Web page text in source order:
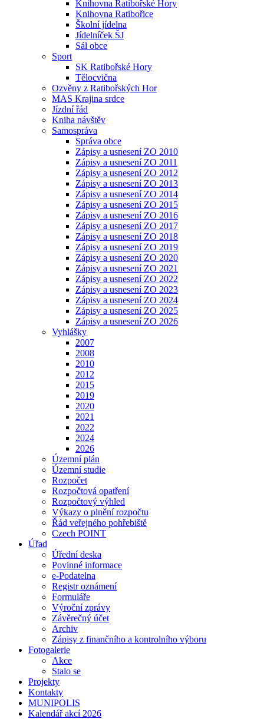
Knihovna Ratibořské Hory
Knihovna Ratibořice
Školní jídelna
Jídelníček ŠJ
Sál obce
Sport
SK Ratibořské Hory
Tělocvična
Ozvěny z Ratibořských Hor
MAS Krajina srdce
Jízdní řád
Kniha návštěv
Samospráva
Správa obce
Zápisy a usnesení ZO 2010
Zápisy a usnesení ZO 2011
Zápisy a usnesení ZO 2012
Zápisy a usnesení ZO 2013
Zápisy a usnesení ZO 2014
Zápisy a usnesení ZO 2015
Zápisy a usnesení ZO 2016
Zápisy a usnesení ZO 2017
Zápisy a usnesení ZO 2018
Zápisy a usnesení ZO 2019
Zápisy a usnesení ZO 2020
Zápisy a usnesení ZO 2021
Zápisy a usnesení ZO 2022
Zápisy a usnesení ZO 2023
Zápisy a usnesení ZO 2024
Zápisy a usnesení ZO 2025
Zápisy a usnesení ZO 2026
Vyhlášky
2007
2008
2010
2012
2015
2019
2020
2021
2022
2024
2026
Územní plán
Územní studie
Rozpočet
Rozpočtová opatření
Rozpočtový výhled
Výkazy o plnění rozpočtu
Řád veřejného pohřebiště
Czech POINT
Úřad
Úřední deska
Povinné informace
e-Podatelna
Registr oznámení
Formuláře
Výroční zprávy
Závěrečný účet
Archiv
Zápisy z finančního a kontrolního výboru
Fotogalerie
Akce
Stalo se
Projekty
Kontakty
MUNIPOLIS
Kalendář akcí 2026